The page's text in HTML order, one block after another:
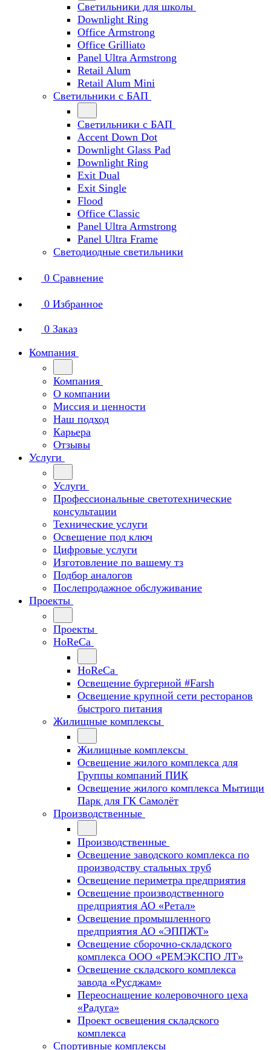
Светильники для школы
Downlight Ring
Office Armstrong
Office Grilliato
Panel Ultra Armstrong
Retail Alum
Retail Alum Mini
Светильники с БАП
Светильники с БАП
Accent Down Dot
Downlight Glass Pad
Downlight Ring
Exit Dual
Exit Single
Flood
Office Classic
Panel Ultra Armstrong
Panel Ultra Frame
Светодиодные светильники
0 Сравнение
0 Избранное
0 Заказ
Компания
Компания
О компании
Миссия и ценности
Наш подход
Карьера
Отзывы
Услуги
Услуги
Профессиональные светотехнические
консультации
Технические услуги
Освещение под ключ
Цифровые услуги
Изготовление по вашему тз
Подбор аналогов
Послепродажное обслуживание
Проекты
Проекты
HoReCa
HoReCa
Освещение бургерной #Farsh
Освещение крупной сети ресторанов
быстрого питания
Жилищные комплексы
Жилищные комплексы
Освещение жилого комплекса для
Группы компаний ПИК
Освещение жилого комплекса Мытищи
Парк для ГК Самолёт
Производственные
Производственные
Освещение заводского комплекса по
производству стальных труб
Освещение периметра предприятия
Освещение производственного
предприятия АО «Ретал»
Освещение промышленного
предприятия АО «ЭППЖТ»
Освещение сборочно-складского
комплекса ООО «РЕМЭКСПО ЛТ»
Освещение складского комплекса
завода «Русджам»
Переоснащение колеровочного цеха
«Радуга»
Проект освещения складского
комплекса
Спортивные комплексы